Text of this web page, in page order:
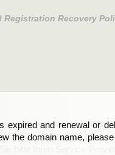
Registration Recovery
expired and renewal or
the domain name,
und die
Registrant sind und
bitte Ihren Service-